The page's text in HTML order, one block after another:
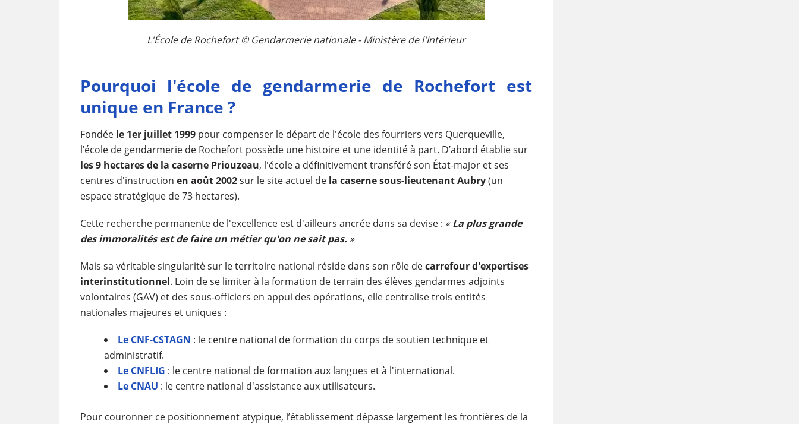
L'École de Rochefort © Gendarmerie nationale - Ministère de l'Intérieur​
Pourquoi l'école de gendarmerie de Rochefort est
unique en France ?
Fondée le 1er juillet 1999pour compenser le départ de l'école des fourriers vers Querqueville,
l’école de gendarmerie de Rochefort possède une histoire et une identité à part. D’abord établie sur
les 9 hectares de la caserne Priouzeau, l'école a définitivement transféré son État-major et ses
centres d'instruction en août 2002sur le site actuel de la caserne sous-lieutenant Aubry(un
espace stratégique de 73 hectares).
Cette recherche permanente de l'excellence est d'ailleurs ancrée dans sa devise : «La plus grande
des immoralités est de faire un métier qu'on ne sait pas. »
Mais sa véritable singularité sur le territoire national réside dans son rôle decarrefour d'expertises
interinstitutionnel. Loin de se limiter à la formation de terrain des élèves gendarmes adjoints
volontaires (GAV) et des sous-officiers en appui des opérations, elle centralise trois entités
nationales majeures et uniques :
Le CNF-CSTAGN : le centre national de formation du corps de soutien technique et
administratif.
Le CNFLIG : le centre national de formation aux langues et à l'international.
Le CNAU : le centre national d'assistance aux utilisateurs.
Pour couronner ce positionnement atypique, l’établissement dépasse largement les frontières de la